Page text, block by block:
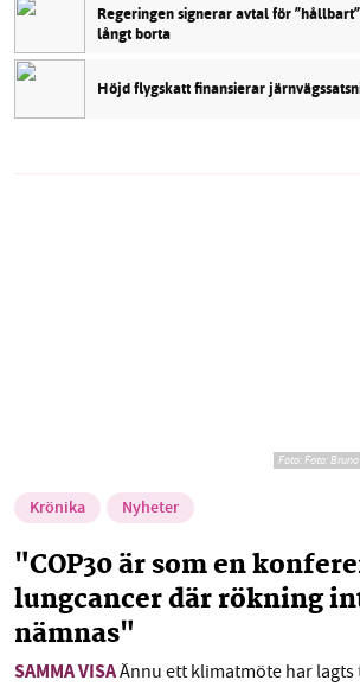
Regeringen signerar avtal för
långt borta
Höjd flygskatt finansierar
Foto: Foto:
Krönika Nyheter
"COP30 är som en
lungcancer där rökning
nämnas"
SAMMA VISAÄnnu ett klimatmöte har